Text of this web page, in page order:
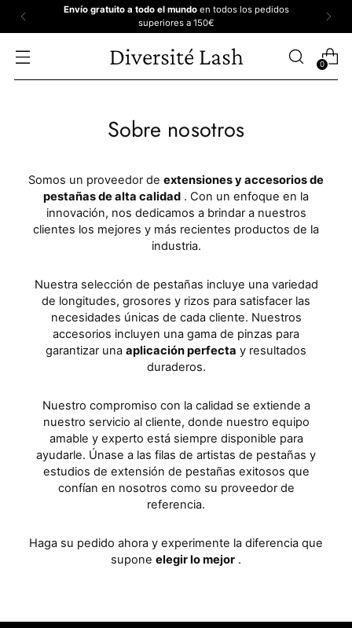
Envío gratuito a todo el mundoen todos los pedidos
superiores a 150€
Diversité Lash 0
Sobre nosotros
Somos un proveedor de extensiones y accesorios de
pestañas de alta calidad . Con un enfoque en la
innovación, nos dedicamos a brindar a nuestros
clientes los mejores y más recientes productos de la
industria.
Nuestra selección de pestañas incluye una variedad
de longitudes, grosores y rizos para satisfacer las
necesidades únicas de cada cliente. Nuestros
accesorios incluyen una gama de pinzas para
garantizar una aplicación perfecta y resultados
duraderos.
Nuestro compromiso con la calidad se extiende a
nuestro servicio al cliente, donde nuestro equipo
amable y experto está siempre disponible para
ayudarle. Únase a las filas de artistas de pestañas y
estudios de extensión de pestañas exitosos que
confían en nosotros como su proveedor de
referencia.
Haga su pedido ahora y experimente la diferencia que
supone elegir lo mejor .